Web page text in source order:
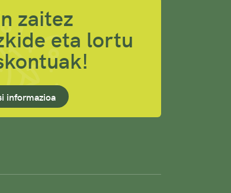
zaitez
eta lortu
informazioa